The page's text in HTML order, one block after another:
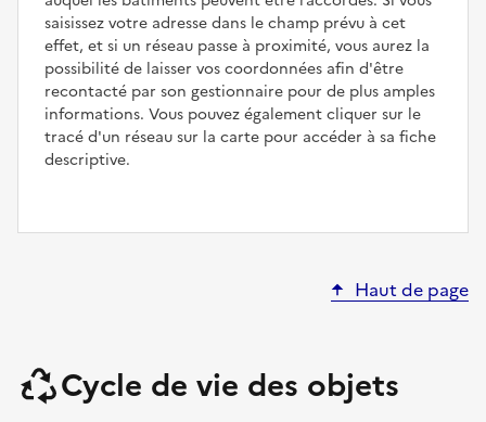
saisissez votre adresse dans le champ prévu à cet
effet, et si un réseau passe à proximité, vous aurez la
possibilité de laisser vos coordonnées afin d'être
recontacté par son gestionnaire pour de plus amples
informations. Vous pouvez également cliquer sur le
tracé d'un réseau sur la carte pour accéder à sa fiche
descriptive.
Haut de page
Cycle de vie des objets